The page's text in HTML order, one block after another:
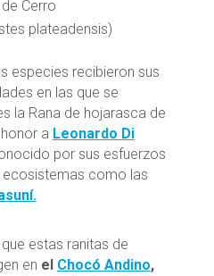
Cerro
plateadensis)
especies recibieron sus
en las que se
la Rana de hojarasca de
a Leonardo Di
por sus esfuerzos
como las
estas ranitas de
en el Chocó Andino,